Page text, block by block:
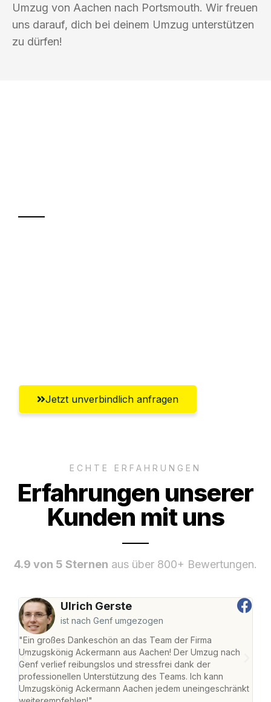
Umzug von Aachen nach Portsmouth. Wir freuen
uns darauf, dich bei deinem Umzug unterstützen
zu dürfen!
Jetzt unverbindlich anfragen
ECHTE ERFAHRUNGEN
Erfahrungen unserer
Kunden mit uns
4.9 von 5 Sternen aus über 800+ Bewertungen.
Ulrich Gerste
ist nach Genf umgezogen
"Ein großes Dankeschön an das Team der Firma
Umzugskönig Ackermann aus Aachen! Der Umzug nach
Genf verlief reibungslos und stressfrei dank der
professionellen Unterstützung des Teams. Ich kann
Umzugskönig Ackermann Aachen jedem uneingeschränkt